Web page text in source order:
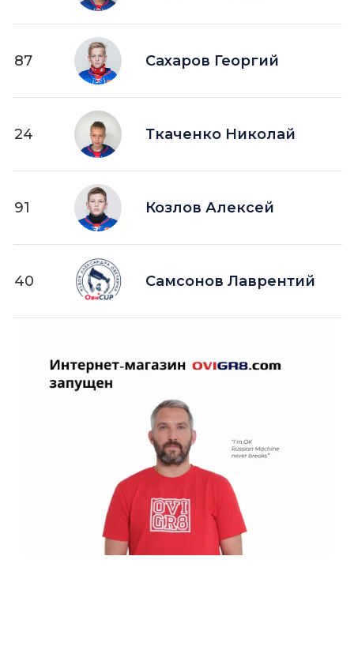
87 Сахаров Георгий
24 Ткаченко Николай
91 Козлов Алексей
40 Самсонов Лаврентий